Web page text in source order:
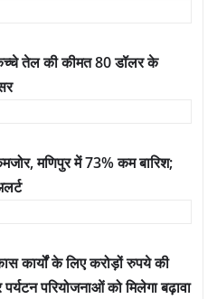
तेल की कीमत 80 डॉलर के
मणिपुर में 73% कम बारिश;
कार्यों के लिए करोड़ों रुपये की
परियोजनाओं को मिलेगा बढ़ावा